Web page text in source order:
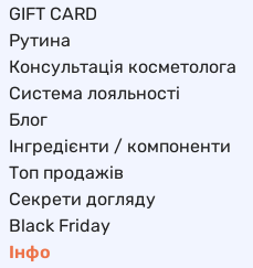
GIFT CARD
Рутина
Консультація косметолога
Система лояльності
Блог
Інгредієнти / компоненти
Топ продажів
Секрети догляду
Black Friday
Інфо